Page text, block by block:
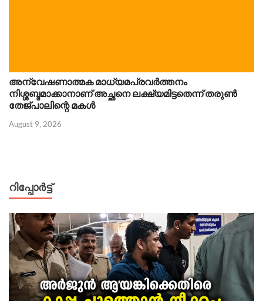
അന്വേഷണാത്മക മാധ്യമപ്രവർത്തനം
നിശ്ശബ്ദമാക്കാനാണ് അച്ഛനെ ലക്ഷ്യമിട്ടതെന്ന് തരുണ്‍
തേജ്പാലിന്റെ മകൾ
August 9, 2026
റിപ്പോര്‍ട്ട്